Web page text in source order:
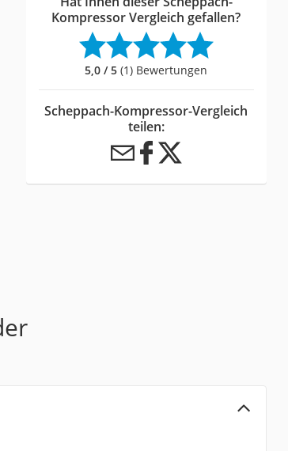
Kompressor Vergleich gefallen?
5,0 / 5 (1) Bewertungen
Scheppach-Kompressor-Vergleich
teilen: